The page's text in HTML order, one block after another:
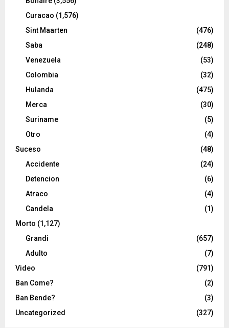
Curacao (1,576)
Sint Maarten
(476)
Saba
(248)
Venezuela
(53)
Colombia
(32)
Hulanda
(475)
Merca
(30)
Suriname
(5)
Otro
(4)
Suceso
(48)
Accidente
(24)
Detencion
(6)
Atraco
(4)
Candela
(1)
Morto (1,127)
Grandi
(657)
Adulto
(7)
Video
(791)
Ban Come?
(2)
Ban Bende?
(3)
Uncategorized
(327)